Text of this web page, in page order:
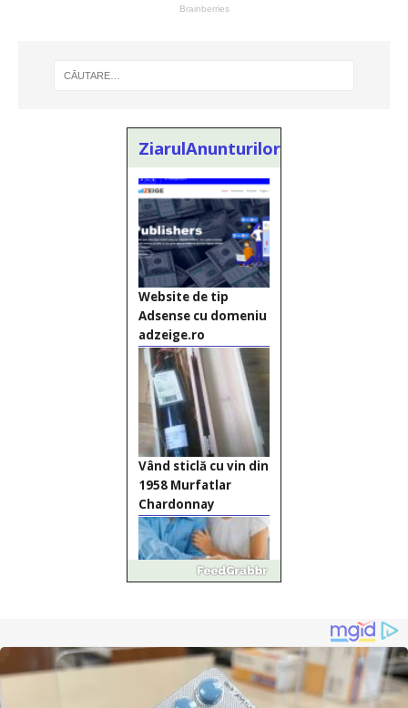
ZiarulAnunturilor.ro
Website de tip
Adsense cu domeniu
adzeige.ro
Vând sticlă cu vin din
1958 Murfatlar
Chardonnay
investitii